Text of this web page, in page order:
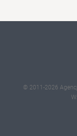
© 2011-2026